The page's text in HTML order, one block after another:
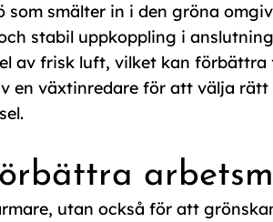
smälter in i den gröna
stabil uppkoppling i
av frisk luft, vilket kan
en växtinredare för att välja
utan också för att